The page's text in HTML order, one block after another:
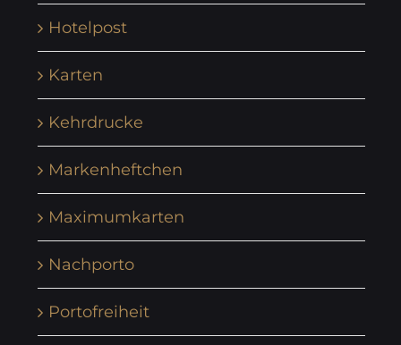
Hotelpost
Karten
Kehrdrucke
Markenheftchen
Maximumkarten
Nachporto
Portofreiheit